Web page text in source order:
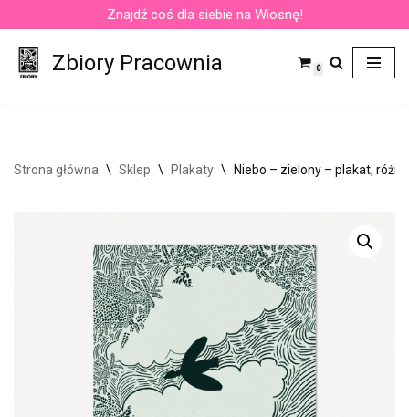
Przejdź
do
Znajdź coś dla siebie na Wiosnę!
Zbiory Pracownia 0
Strona główna \ Sklep \ Plakaty \ Niebo – zielony – plakat,